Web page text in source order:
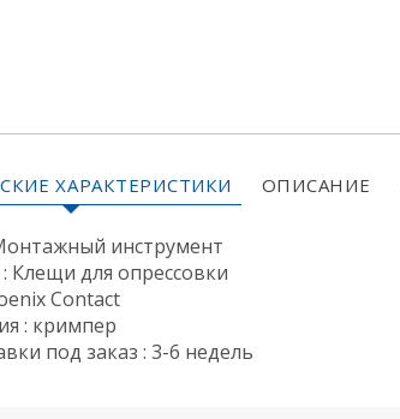
ХАРАКТЕРИСТИКИ ОПИСАНИЕ
инструмент
Клещи для опрессовки
Contact
: кримпер
под заказ : 3-6 недель